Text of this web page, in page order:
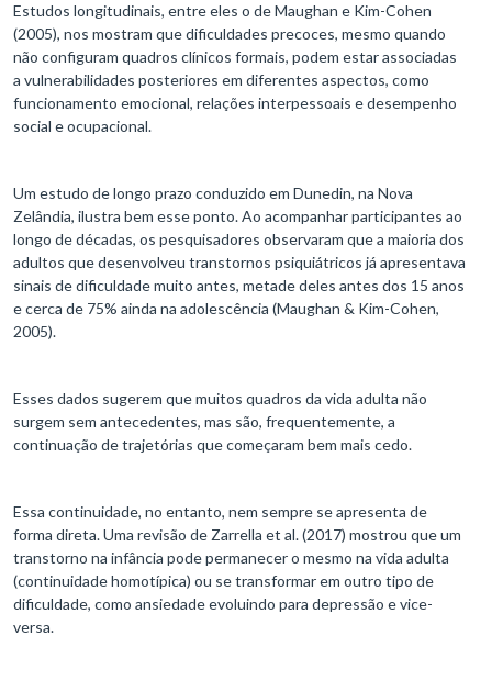
Estudos longitudinais, entre eles o de Maughan e Kim-Cohen
(2005), nos mostram que dificuldades precoces, mesmo quando
não configuram quadros clínicos formais, podem estar associadas
a vulnerabilidades posteriores em diferentes aspectos, como
funcionamento emocional, relações interpessoais e desempenho
social e ocupacional.
Um estudo de longo prazo conduzido em Dunedin, na Nova
Zelândia, ilustra bem esse ponto. Ao acompanhar participantes ao
longo de décadas, os pesquisadores observaram que a maioria dos
adultos que desenvolveu transtornos psiquiátricos já apresentava
sinais de dificuldade muito antes, metade deles antes dos 15 anos
e cerca de 75% ainda na adolescência (Maughan & Kim-Cohen,
2005).
Esses dados sugerem que muitos quadros da vida adulta não
surgem sem antecedentes, mas são, frequentemente, a
continuação de trajetórias que começaram bem mais cedo.
Essa continuidade, no entanto, nem sempre se apresenta de
forma direta. Uma revisão de Zarrella et al. (2017) mostrou que um
transtorno na infância pode permanecer o mesmo na vida adulta
(continuidade homotípica) ou se transformar em outro tipo de
dificuldade, como ansiedade evoluindo para depressão e vice-
versa.